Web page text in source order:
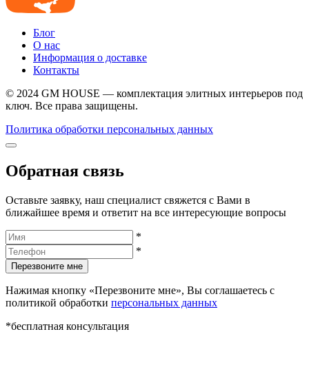
Блог
О нас
Информация о доставке
Контакты
© 2024 GM HOUSE — комплектация элитных интерьеров под
ключ. Все права защищены.
Политика обработки персональных данных
Обратная связь
Оставьте заявку, наш специалист свяжется с Вами в
ближайшее время и ответит на все интересующие вопросы
*
*
Перезвоните мне
Нажимая кнопку «Перезвоните мне», Вы соглашаетесь с
политикой обработки персональных данных
*бесплатная консультация